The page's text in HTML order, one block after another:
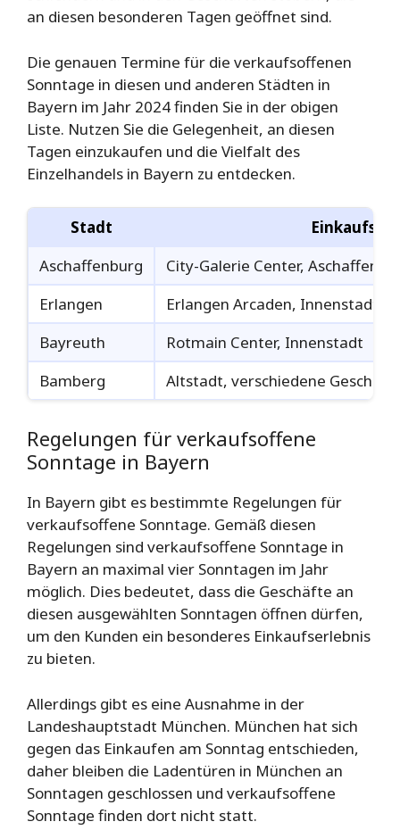
an diesen besonderen Tagen geöffnet sind.
Die genauen Termine für die verkaufsoffenen
Sonntage in diesen und anderen Städten in
Bayern im Jahr 2024 finden Sie in der obigen
Liste. Nutzen Sie die Gelegenheit, an diesen
Tagen einzukaufen und die Vielfalt des
Einzelhandels in Bayern zu entdecken.
Stadt
Aschaffenburg
City-Galerie Center,
Erlangen
Erlangen Arcaden, Innenstadt
Bayreuth
Rotmain Center, Innenstadt
Bamberg
Altstadt, verschiedene
Regelungen für verkaufsoffene
Sonntage in Bayern
In Bayern gibt es bestimmte Regelungen für
verkaufsoffene Sonntage. Gemäß diesen
Regelungen sind verkaufsoffene Sonntage in
Bayern an maximal vier Sonntagen im Jahr
möglich. Dies bedeutet, dass die Geschäfte an
diesen ausgewählten Sonntagen öffnen dürfen,
um den Kunden ein besonderes Einkaufserlebnis
zu bieten.
Allerdings gibt es eine Ausnahme in der
Landeshauptstadt München. München hat sich
gegen das Einkaufen am Sonntag entschieden,
daher bleiben die Ladentüren in München an
Sonntagen geschlossen und verkaufsoffene
Sonntage finden dort nicht statt.